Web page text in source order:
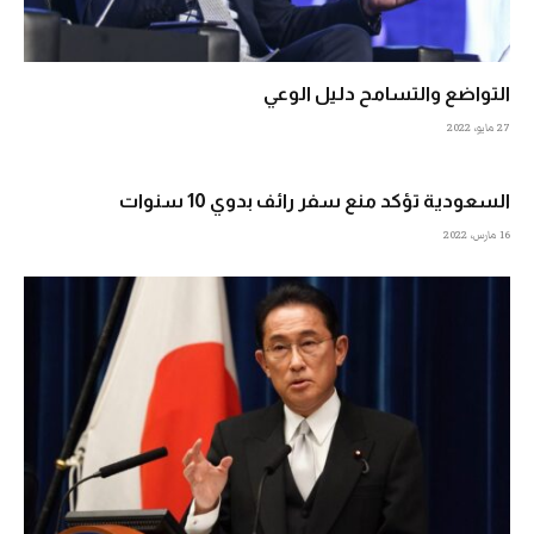
التواضع والتسامح دليل الوعي
27 مايو، 2022
السعودية تؤكد منع سفر رائف بدوي 10 سنوات
16 مارس، 2022